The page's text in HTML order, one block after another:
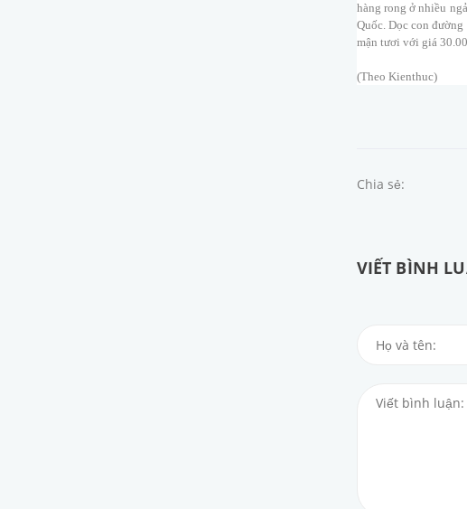
hàng rong ở nhiều
Quốc. Dọc con
mận tươi với giá
(Theo Kienthuc)
Chia sẻ:
VIẾT BÌNH